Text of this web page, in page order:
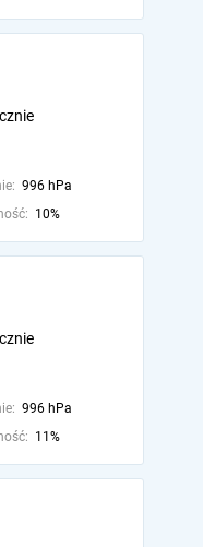
996 hPa
10%
996 hPa
11%